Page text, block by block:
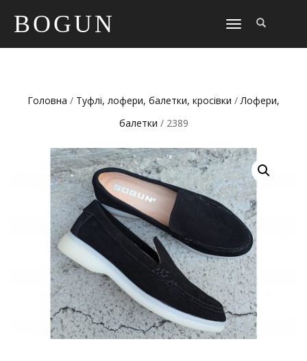
BOGUN
TOGGLE
Головна / Туфлі, лофери, балетки, кросівки /Лофери,
балетки / 2389